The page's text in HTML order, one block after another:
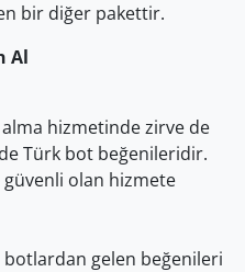
bir diğer pakettir.
Al
hizmetinde zirve de
Türk bot beğenileridir.
olan hizmete
botlardan gelen beğenileri